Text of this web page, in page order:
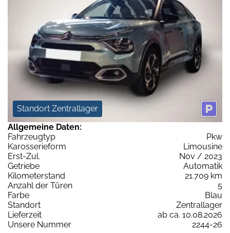
Standort Zentrallager
Allgemeine Daten:
Fahrzeugtyp
Pkw
Karosserieform
Limousine
Erst-Zul.
Nov / 2023
Getriebe
Automatik
Kilometerstand
21.709 km
Anzahl der Türen
5
Farbe
Blau
Standort
Zentrallager
Lieferzeit
ab ca. 10.08.2026
Unsere Nummer
2244-26